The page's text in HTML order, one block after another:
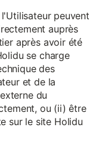
peuvent
auprès
après avoir été
se charge
des
et de la
du
ou (ii) être
sur le site Holidu